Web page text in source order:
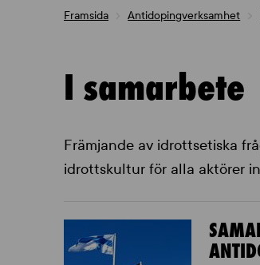
Framsida Antidopingverksamhet
I samarbete
Främjande av idrottsetiska
idrottskultur för alla aktörer